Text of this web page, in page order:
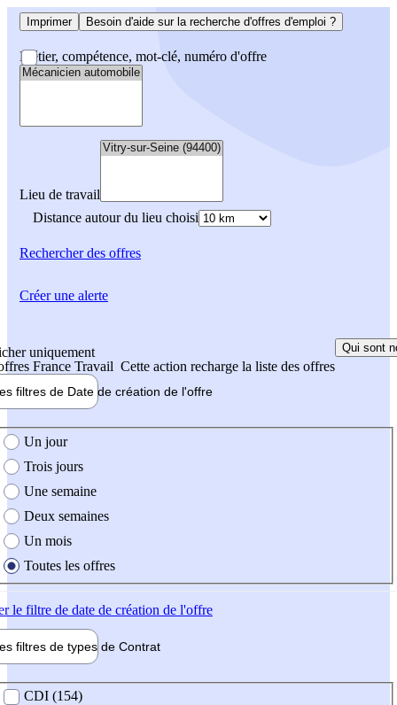
Imprimer Besoin d'aide sur la recherche d'offres d'emploi ?
Métier, compétence, mot-clé, numéro d'offre
Lieu de travail
Distance autour du lieu choisi
Rechercherdes offres
uniquement
France Travail Cette action recharge la liste des offres
Qui sont
filtres de Date de création de l'offre
création de l'offre
Un jour
Trois jours
Une semaine
Deux semaines
Un mois
Toutes les offres
le filtre de date de création de l'offre
filtres de types de Contrat
contrat
CDI (154)
Créer une alerte